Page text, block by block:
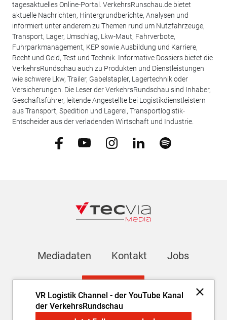
VR Logistik Channel - der YouTube Kanal
der VerkehrsRundschau
tagesaktuelles Online-Portal. VerkehrsRunschau.de bietet
aktuelle Nachrichten, Hintergrundberichte, Analysen und
informiert unter anderem zu Themen rund um Nutzfahrzeuge,
Transport, Lager, Umschlag, Lkw-Maut, Fahrverbote,
Fuhrparkmanagement, KEP sowie Ausbildung und Karriere,
Recht und Geld, Test und Technik. Informative Dossiers bietet die
VerkehrsRundschau auch zu Produkten und Dienstleistungen
wie schwere Lkw, Trailer, Gabelstapler, Lagertechnik oder
Versicherungen. Die Leser der VerkehrsRundschau sind Inhaber,
Geschäftsführer, leitende Angestellte bei Logistikdienstleistern
aus Transport, Spedition und Lagerei, Transportlogistik-
Entscheider aus der verladenden Wirtschaft und Industrie.
Mediadaten Kontakt Jobs
AGB Datenschutz Cookie-Einstellungen